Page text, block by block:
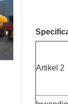
Artikel 2